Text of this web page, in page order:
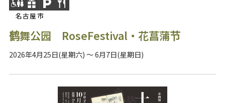
名古屋市
鹤舞公园 RoseFestival・花菖蒲节
2026年4月25日(星期六) ～ 6月7日(星期日)